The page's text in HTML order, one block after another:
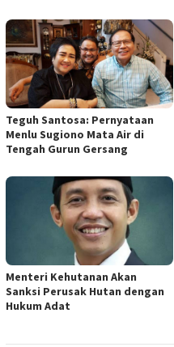
Teguh Santosa: Pernyataan
Menlu Sugiono Mata Air di
Tengah Gurun Gersang
Menteri Kehutanan Akan
Sanksi Perusak Hutan dengan
Hukum Adat